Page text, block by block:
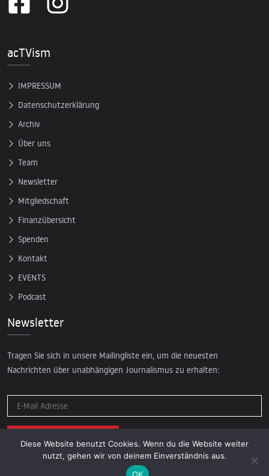
acTVism
IMPRESSUM
Datenschutzerklärung
Archiv
Über uns
Team
Newsletter
Mitgliedschaft
Finanzübersicht
Spenden
Kontakt
EVENTS
Podcast
Newsletter
Tragen Sie sich in unsere Mailingliste ein, um die neuesten
Nachrichten über unabhängigen Journalismus zu erhalten:
Diese Website benutzt Cookies. Wenn du die Website weiter
nutzt, gehen wir von deinem Einverständnis aus.
OK